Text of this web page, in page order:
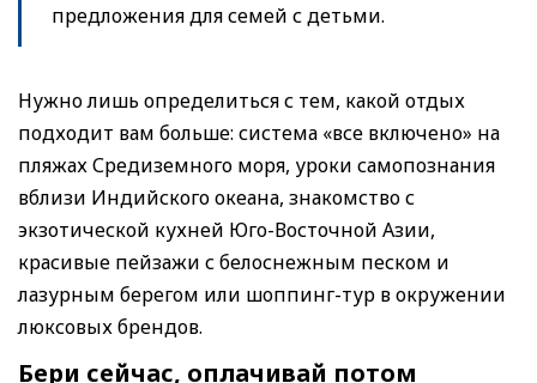
предложения для семей с детьми.
Нужно лишь определиться с тем, какой отдых
подходит вам больше: система «все включено» на
пляжах Средиземного моря, уроки самопознания
вблизи Индийского океана, знакомство с
экзотической кухней Юго-Восточной Азии,
красивые пейзажи с белоснежным песком и
лазурным берегом или шоппинг-тур в окружении
люксовых брендов.
Бери сейчас, оплачивай потом